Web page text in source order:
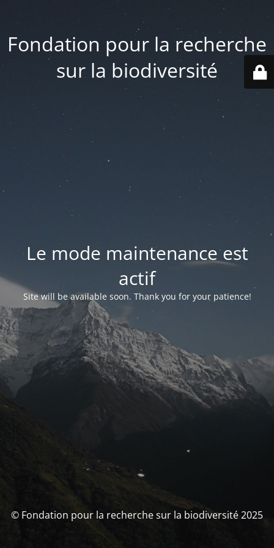
Fondation pour la recherche
sur la biodiversité
Le mode maintenance est
actif
Site will be available soon. Thank you for your patience!
© Fondation pour la recherche sur la biodiversité 2025